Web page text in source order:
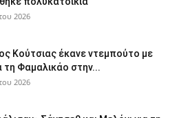
2026
Κούτσιας έκανε ντεμπούτο με
τη Φαμαλικάο στην...
2026